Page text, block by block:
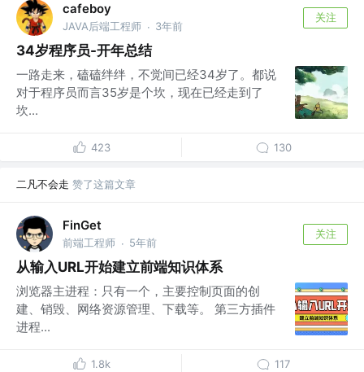
cafeboy
JAVA后端工程师 · 3年前
关注
34岁程序员-开年总结
一路走来，磕磕绊绊，不觉间已经34岁了。都说
对于程序员而言35岁是个坎，现在已经走到了
坎...
423 130
二凡不会走 赞了这篇文章
FinGet
前端工程师 · 5年前
关注
从输入URL开始建立前端知识体系
浏览器主进程：只有一个，主要控制页面的创
建、销毁、网络资源管理、下载等。 第三方插件
进程...
1.8k 117